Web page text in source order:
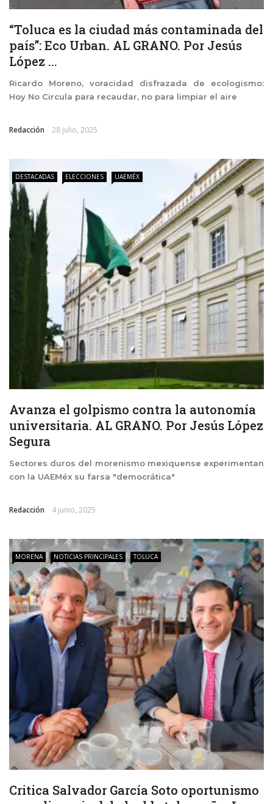
“Toluca es la ciudad más contaminada del
país”: Eco Urban. AL GRANO. Por Jesús
López ...
Ricardo Moreno, voracidad disfrazada de ecologismo:
Hoy No Circula para recaudar, no para limpiar el aire
Redacción 28 julio, 2025
DESTACADAS ELECCIONES UAEMÉX
Avanza el golpismo contra la autonomía
universitaria. AL GRANO. Por Jesús López
Segura
Sectores duros del morenismo mexiquense experimentan
con la UAEMéx su farsa "democrática"
Redacción 4 junio, 2025
MORENA NOTICIAS PRINCIPALES TOLUCA
Critica Salvador García Soto oportunismo